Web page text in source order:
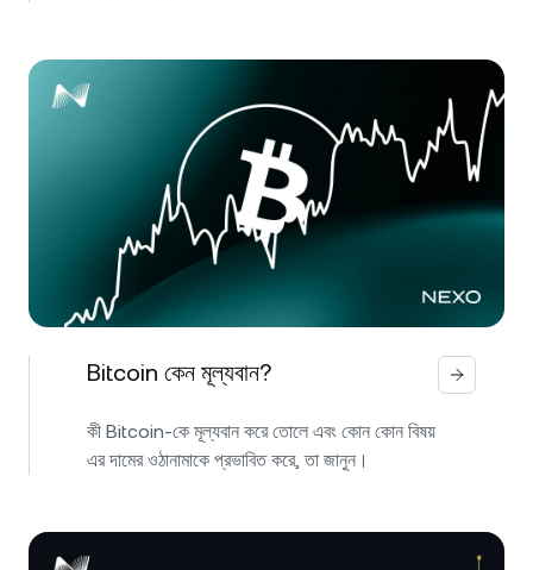
Bitcoin কেন মূল্যবান?
কী Bitcoin-কে মূল্যবান করে তোলে এবং কোন কোন বিষয়
এর দামের ওঠানামাকে প্রভাবিত করে, তা জানুন।